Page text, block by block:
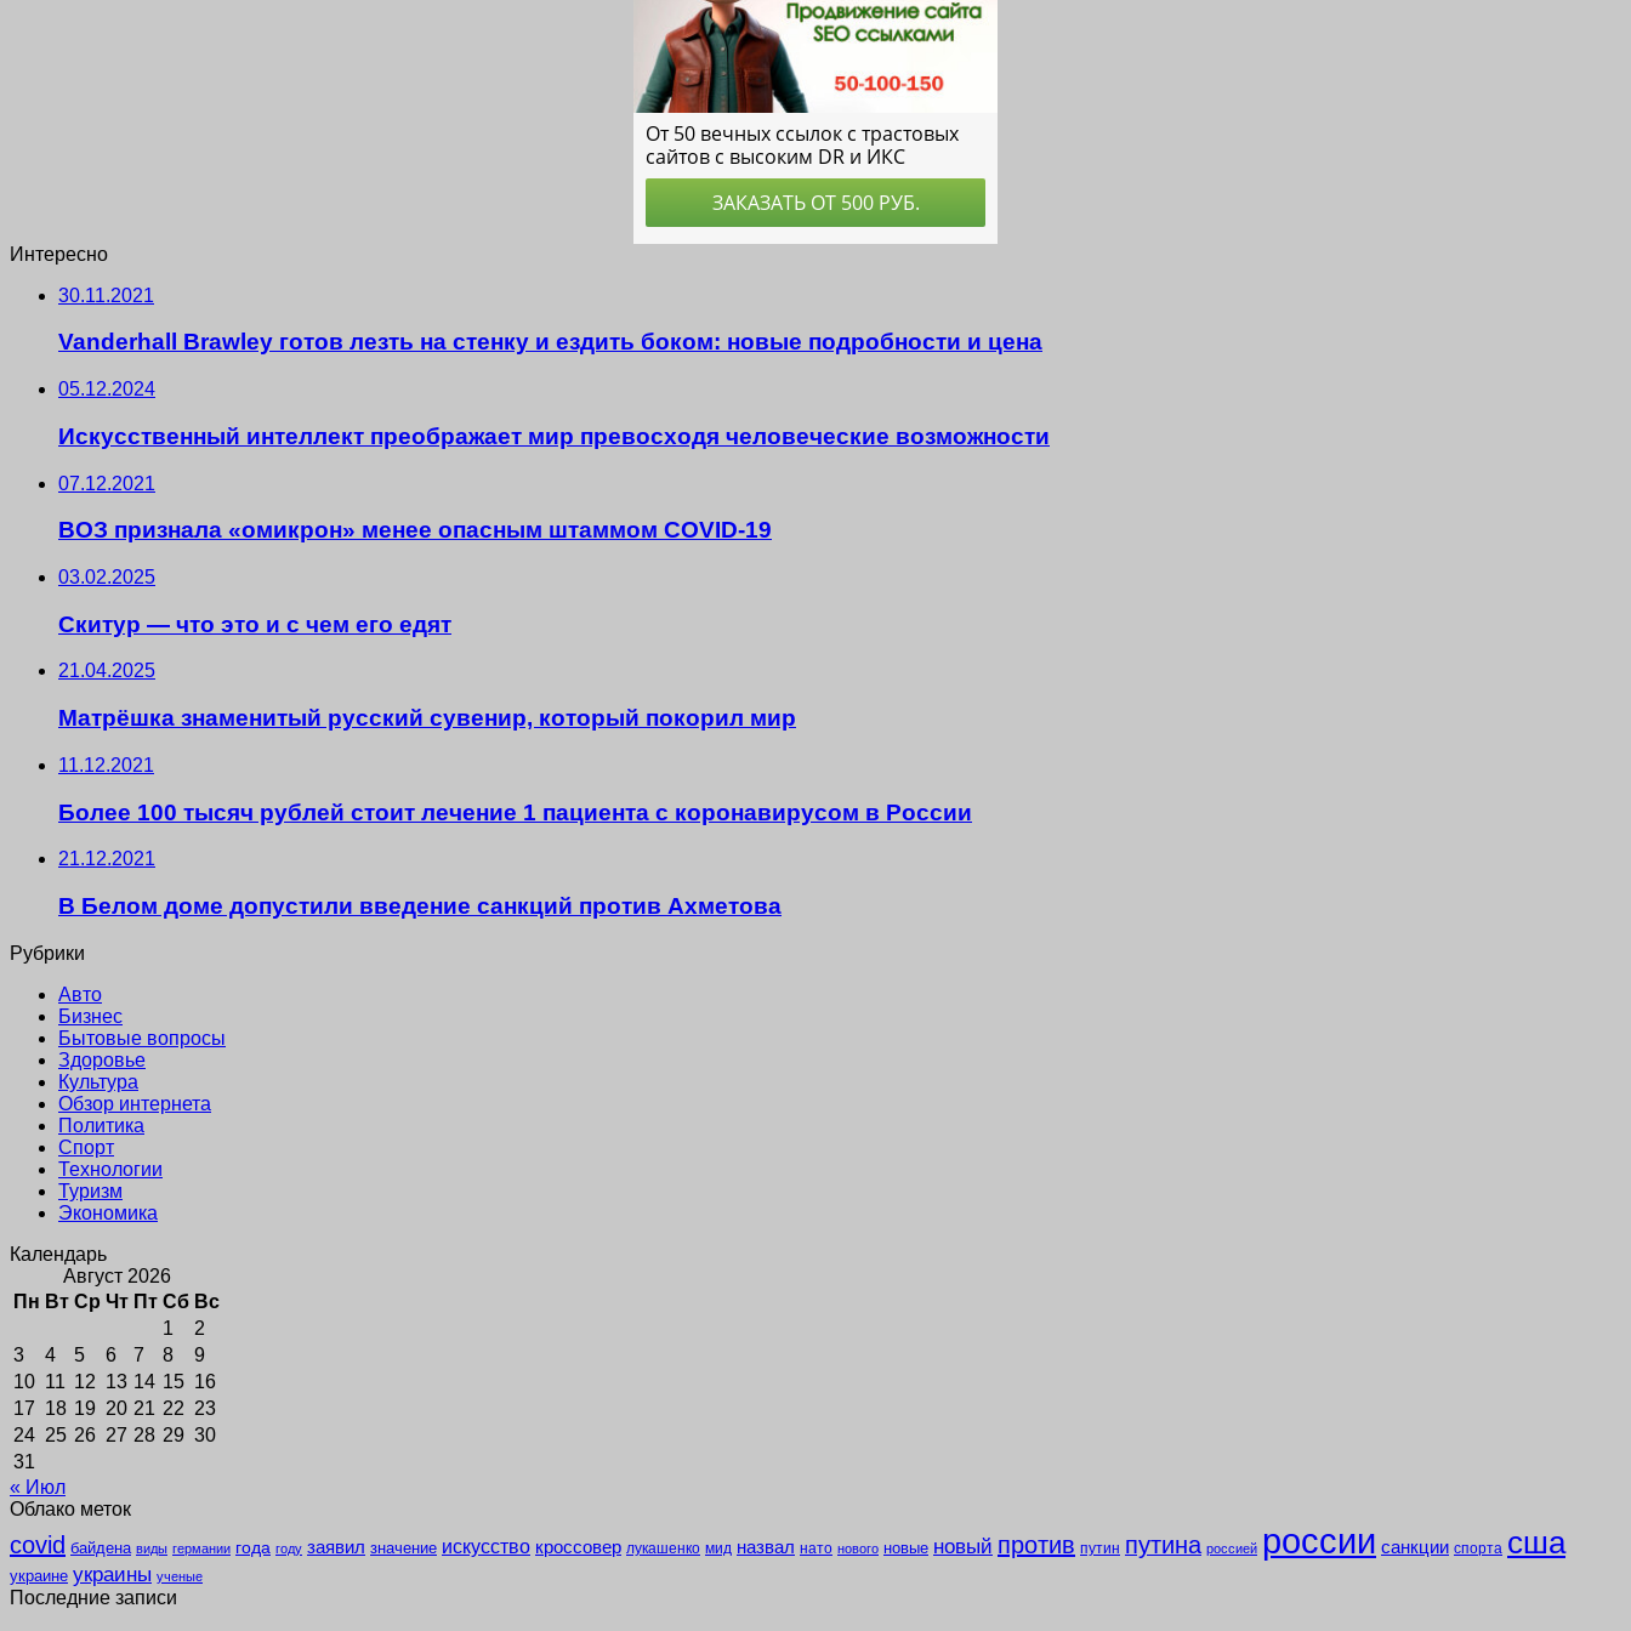
Интересно
30.11.2021
Vanderhall Brawley готов лезть на стенку и ездить боком: новые подробности и цена
05.12.2024
Искусственный интеллект преображает мир превосходя человеческие возможности
07.12.2021
ВОЗ признала «омикрон» менее опасным штаммом COVID-19
03.02.2025
Скитур — что это и с чем его едят
21.04.2025
Матрёшка знаменитый русский сувенир, который покорил мир
11.12.2021
Более 100 тысяч рублей стоит лечение 1 пациента с коронавирусом в России
21.12.2021
В Белом доме допустили введение санкций против Ахметова
Рубрики
Авто
Бизнес
Бытовые вопросы
Здоровье
Культура
Обзор интернета
Политика
Спорт
Технологии
Туризм
Экономика
Календарь
Август 2026
Пн Вт Ср Чт Пт Сб Вс
1
2
3
4 5 6 7 8
9
10 11 12 13 14 15 16
17 18 19 20 21 22 23
24 25 26 27 28 29 30
31
« Июл
Облако меток
covid байдена виды германии года году заявил значение искусство кроссовер лукашенко мид назвал нато нового новые новый против путин путина россией россии санкции спорта сша
украине украины ученые
Последние записи